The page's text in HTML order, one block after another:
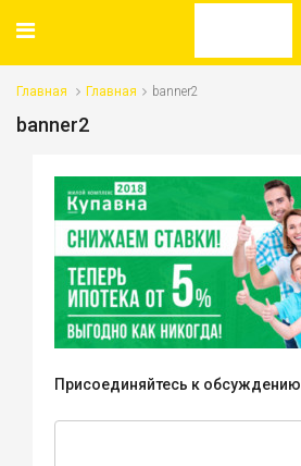
Главная Главная banner2
banner2
Присоединяйтесь к обсуждению